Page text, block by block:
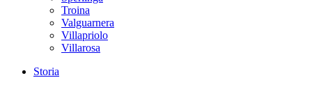
Troina
Valguarnera
Villapriolo
Villarosa
Storia